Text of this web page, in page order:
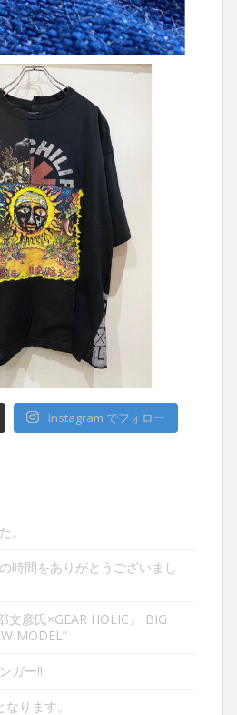
Instagram でフォロー
。
時間をありがとうございまし
文彦氏×GEAR HOLIC』 BIG
MODEL”
ガー‼︎
ります。